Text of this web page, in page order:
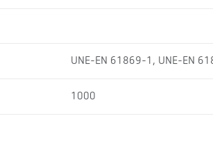
UNE-EN 61869-1, UNE-EN
1000